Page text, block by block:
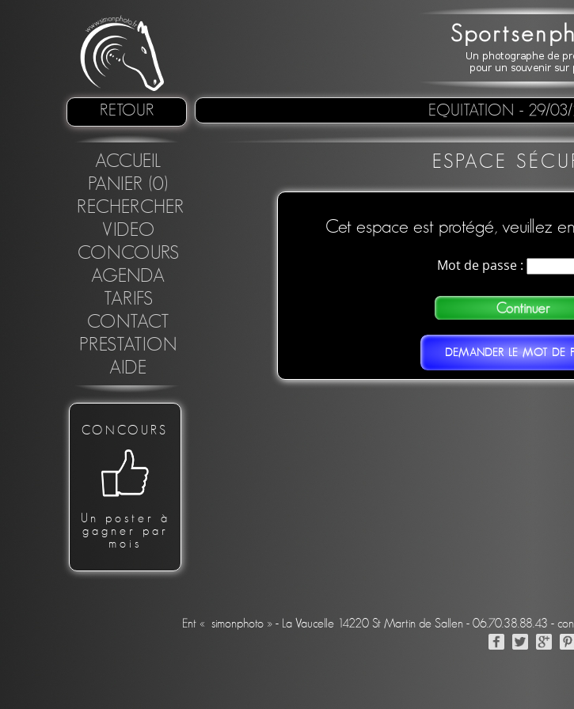
RETOUR EQUITATION - 29/03/
ACCUEIL
PANIER (0)
RECHERCHER
VIDEO
CONCOURS
AGENDA
TARIFS
CONTACT
PRESTATION
AIDE
CONCOURS
Un poster à
gagner par
mois
ESPACE
Cet espace est protégé, veuillez
Mot de passe :
DEMANDER LE MOT DE
Ent « simonphoto » - La Vaucelle 14220 St Martin de Sallen - 06.70.38.88.43 -